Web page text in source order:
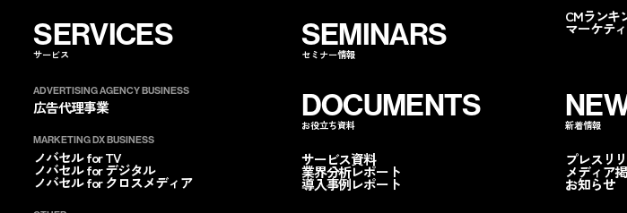
ノバセルを ノバセルを 無料コストカ
CMランキ
マーケテ
SERVICES
サービス
ADVERTISING AGENCY BUSINESS
広告代理事業
MARKETING DX BUSINESS
ノバセル for TV
ノバセル for デジタル
ノバセル for クロスメディア
新着情報
プレスリ
メディア
お知らせ
SEMINARS
セミナー情報
DOCUMENTS
お役立ち資料
サービス資料
業界分析レポート
導入事例レポート